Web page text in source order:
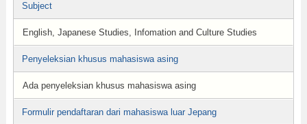
Subject
English, Japanese Studies, Infomation and Culture Studies
Penyeleksian khusus mahasiswa asing
Ada penyeleksian khusus mahasiswa asing
Formulir pendaftaran dari mahasiswa luar Jepang